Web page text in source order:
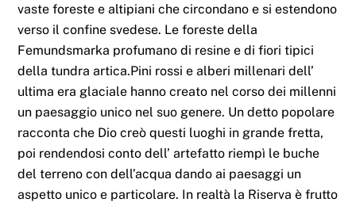
vaste foreste e altipiani che circondano e si estendono
verso il confine svedese. Le foreste della
Femundsmarka profumano di resine e di fiori tipici
della tundra artica.Pini rossi e alberi millenari dell’
ultima era glaciale hanno creato nel corso dei millenni
un paesaggio unico nel suo genere. Un detto popolare
racconta che Dio creò questi luoghi in grande fretta,
poi rendendosi conto dell’ artefatto riempì le buche
del terreno con dell’acqua dando ai paesaggi un
aspetto unico e particolare. In realtà la Riserva è frutto